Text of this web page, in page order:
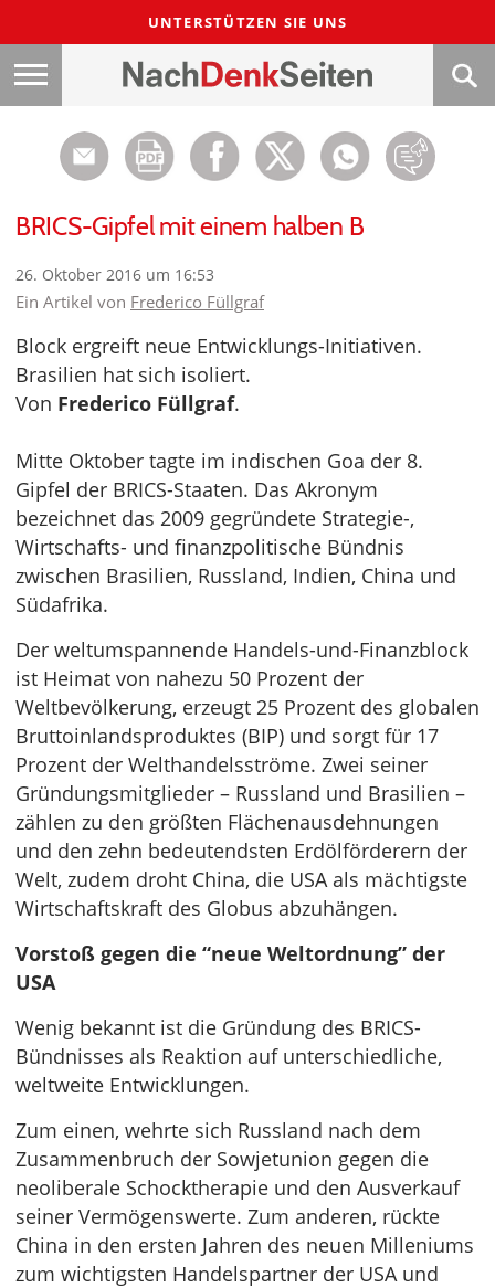
UNTERSTÜTZEN SIE UNS
BRICS-Gipfel mit einem halben B
26. Oktober 2016 um 16:53
Ein Artikel von Frederico Füllgraf
Block ergreift neue Entwicklungs-Initiativen.
Brasilien hat sich isoliert.
Von Frederico Füllgraf.
Mitte Oktober tagte im indischen Goa der 8.
Gipfel der BRICS-Staaten. Das Akronym
bezeichnet das 2009 gegründete Strategie-,
Wirtschafts- und finanzpolitische Bündnis
zwischen Brasilien, Russland, Indien, China und
Südafrika.
Der weltumspannende Handels-und-Finanzblock
ist Heimat von nahezu 50 Prozent der
Weltbevölkerung, erzeugt 25 Prozent des globalen
Bruttoinlandsproduktes (BIP) und sorgt für 17
Prozent der Welthandelsströme. Zwei seiner
Gründungsmitglieder – Russland und Brasilien –
zählen zu den größten Flächenausdehnungen
und den zehn bedeutendsten Erdölförderern der
Welt, zudem droht China, die USA als mächtigste
Wirtschaftskraft des Globus abzuhängen.
Vorstoß gegen die “neue Weltordnung” der
USA
Wenig bekannt ist die Gründung des BRICS-
Bündnisses als Reaktion auf unterschiedliche,
weltweite Entwicklungen.
Zum einen, wehrte sich Russland nach dem
Zusammenbruch der Sowjetunion gegen die
neoliberale Schocktherapie und den Ausverkauf
seiner Vermögenswerte. Zum anderen, rückte
China in den ersten Jahren des neuen Milleniums
zum wichtigsten Handelspartner der USA und